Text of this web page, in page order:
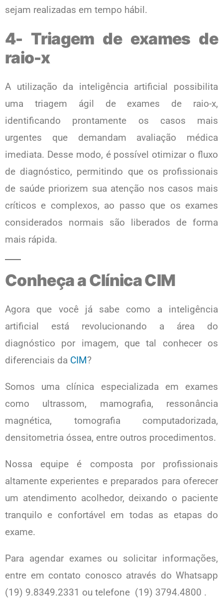
sejam realizadas em tempo hábil.
4- Triagem de exames de
raio-x
A utilização da inteligência artificial possibilita
uma triagem ágil de exames de raio-x,
identificando prontamente os casos mais
urgentes que demandam avaliação médica
imediata. Desse modo, é possível otimizar o fluxo
de diagnóstico, permitindo que os profissionais
de saúde priorizem sua atenção nos casos mais
críticos e complexos, ao passo que os exames
considerados normais são liberados de forma
mais rápida.
Conheça a Clínica CIM
Agora que você já sabe como a inteligência
artificial está revolucionando a área do
diagnóstico por imagem, que tal conhecer os
diferenciais da CIM?
Somos uma clínica especializada em exames
como ultrassom, mamografia, ressonância
magnética, tomografia computadorizada,
densitometria óssea, entre outros procedimentos.
Nossa equipe é composta por profissionais
altamente experientes e preparados para oferecer
um atendimento acolhedor, deixando o paciente
tranquilo e confortável em todas as etapas do
exame.
Para agendar exames ou solicitar informações,
entre em contato conosco através do Whatsapp
(19) 9.8349.2331 ou telefone (19) 3794.4800 .